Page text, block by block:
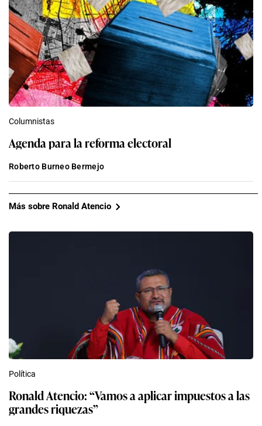
Columnistas
Agenda para la reforma electoral
Roberto Burneo Bermejo
Más sobre Ronald Atencio
Política
Ronald Atencio: “Vamos a aplicar impuestos a las
grandes riquezas”